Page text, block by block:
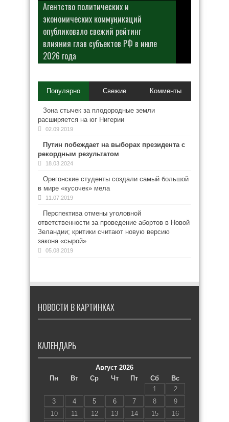
Агентство политических и
экономических коммуникаций
опубликовало свежий рейтинг
влияния глав субъектов РФ в июле
2026 года
Популярно Свежие Комменты
Зона стычек за плодородные земли
расширяется на юг Нигерии
02.09.2019
Путин побеждает на выборах президента с
рекордным результатом
18.03.2024
Орегонские студенты создали самый большой
в мире «кусочек» мела
11.07.2019
Перспектива отмены уголовной
ответственности за проведение абортов в Новой
Зеландии; критики считают новую версию
закона «сырой»
05.08.2019
НОВОСТИ В КАРТИНКАХ
КАЛЕНДАРЬ
Август 2026
Пн
Вт Ср Чт Пт Сб
Вс
1
2
3
4 5 6 7 8
9
10
11 12 13 14 15 16